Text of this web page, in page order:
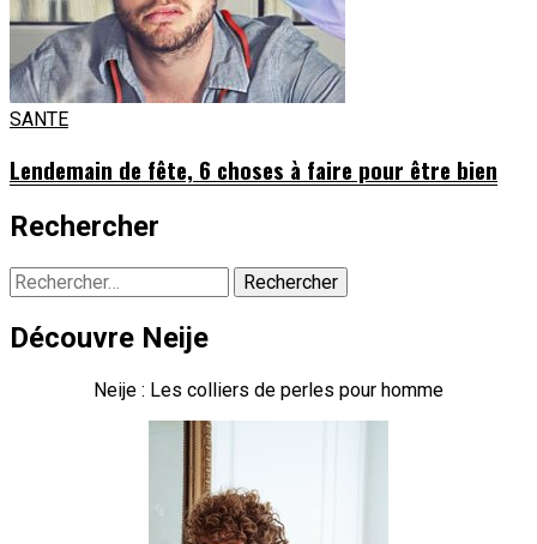
SANTE
Lendemain de fête, 6 choses à faire pour être bien
Rechercher
Rechercher :
Découvre Neije
Neije : Les colliers de perles pour homme